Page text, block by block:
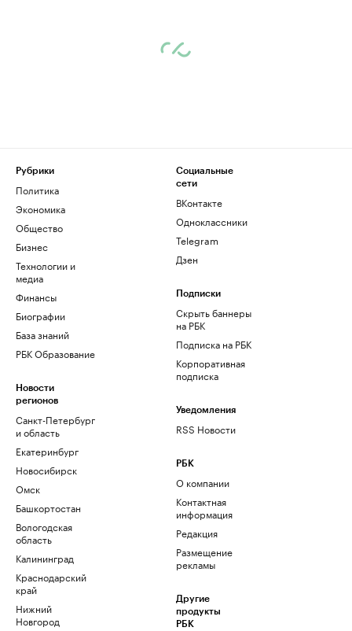
Рубрики
Политика
Экономика
Общество
Бизнес
Технологии и
медиа
Финансы
Биографии
База знаний
РБК Образование
Новости
регионов
Санкт-Петербург
и область
Екатеринбург
Новосибирск
Омск
Башкортостан
Вологодская
область
Калининград
Краснодарский
край
Нижний
Новгород
Социальные
сети
ВКонтакте
Одноклассники
Telegram
Дзен
Подписки
Скрыть баннеры
на РБК
Подписка на РБК
Корпоративная
подписка
Уведомления
RSS Новости
РБК
О компании
Контактная
информация
Редакция
Размещение
рекламы
Другие
продукты
РБК